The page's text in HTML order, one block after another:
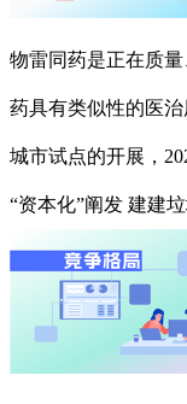
物雷同药是正在质
药具有类似性的医
城市试点的开展，
“资本化”阐发 建建